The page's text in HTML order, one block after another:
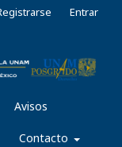
Avisos
Contacto
Entrar